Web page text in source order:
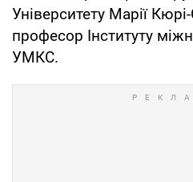
Університету Марії
професор Інституту
УМКС.